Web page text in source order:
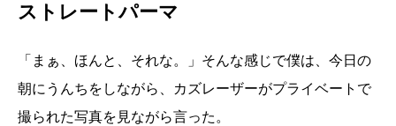
ストレートパーマ
「まぁ、ほんと、それな。」そんな感じで僕は、今日の
朝にうんちをしながら、カズレーザーがプライベートで
撮られた写真を見ながら言った。